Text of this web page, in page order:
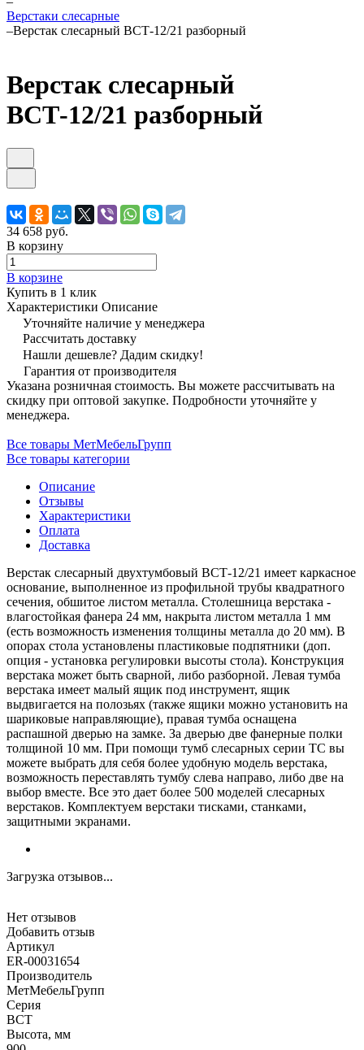
Верстаки слесарные
–Верстак слесарный ВСТ-12/21 разборный
Верстак слесарный
ВСТ-12/21 разборный
34 658 руб.
В корзину
В корзине
Купить в 1 клик
Характеристики Описание
Уточняйте наличие у менеджера
Рассчитать доставку
Нашли дешевле? Дадим скидку!
Гарантия от производителя
Указана розничная стоимость. Вы можете рассчитывать на
скидку при оптовой закупке. Подробности уточняйте у
менеджера.
Все товары МетМебельГрупп
Все товары категории
Описание
Отзывы
Характеристики
Оплата
Доставка
Верстак слесарный двухтумбовый ВСТ-12/21 имеет каркасное
основание, выполненное из профильной трубы квадратного
сечения, обшитое листом металла. Столешница верстака -
влагостойкая фанера 24 мм, накрыта листом металла 1 мм
(есть возможность изменения толщины металла до 20 мм). В
опорах стола установлены пластиковые подпятники (доп.
опция - установка регулировки высоты стола). Конструкция
верстака может быть сварной, либо разборной. Левая тумба
верстака имеет малый ящик под инструмент, ящик
выдвигается на полозьях (также ящики можно установить на
шариковые направляющие), правая тумба оснащена
распашной дверью на замке. За дверью две фанерные полки
толщиной 10 мм. При помощи тумб слесарных серии ТС вы
можете выбрать для себя более удобную модель верстака,
возможность переставлять тумбу слева направо, либо две на
выбор вместе. Все это дает более 500 моделей слесарных
верстаков. Комплектуем верстаки тисками, станками,
защитными экранами.
Загрузка отзывов...
Нет отзывов
Добавить отзыв
Артикул
ER-00031654
Производитель
МетМебельГрупп
Серия
ВСТ
Высота, мм